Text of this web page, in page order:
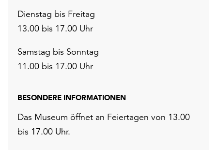
Dienstag bis Freitag
13.00 bis 17.00 Uhr
Samstag bis Sonntag
11.00 bis 17.00 Uhr
BESONDERE INFORMATIONEN
Das Museum öffnet an Feiertagen von 13.00
bis 17.00 Uhr.